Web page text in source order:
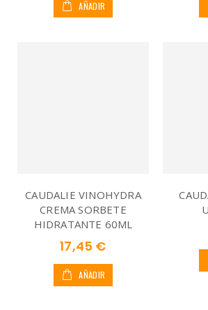
AÑADIR
CAUDALIE VINOHYDRA
CREMA SORBETE
HIDRATANTE 60ML
17,45 €
AÑADIR